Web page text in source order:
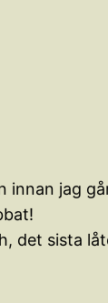
innan jag
det sista